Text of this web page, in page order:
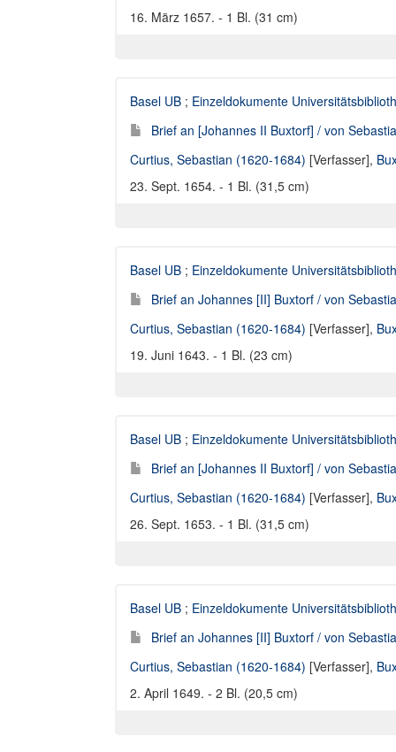
16. März 1657. - 1 Bl. (31 cm)
Basel UB ; Einzeldokumente
Brief an [Johannes II Buxtorf] / von
Curtius, Sebastian (1620-1684) [Verfasser],
23. Sept. 1654. - 1 Bl. (31,5 cm)
Basel UB ; Einzeldokumente
Brief an Johannes [II] Buxtorf / von
Curtius, Sebastian (1620-1684) [Verfasser],
19. Juni 1643. - 1 Bl. (23 cm)
Basel UB ; Einzeldokumente
Brief an [Johannes II Buxtorf] / von
Curtius, Sebastian (1620-1684) [Verfasser],
26. Sept. 1653. - 1 Bl. (31,5 cm)
Basel UB ; Einzeldokumente
Brief an Johannes [II] Buxtorf / von
Curtius, Sebastian (1620-1684) [Verfasser],
2. April 1649. - 2 Bl. (20,5 cm)